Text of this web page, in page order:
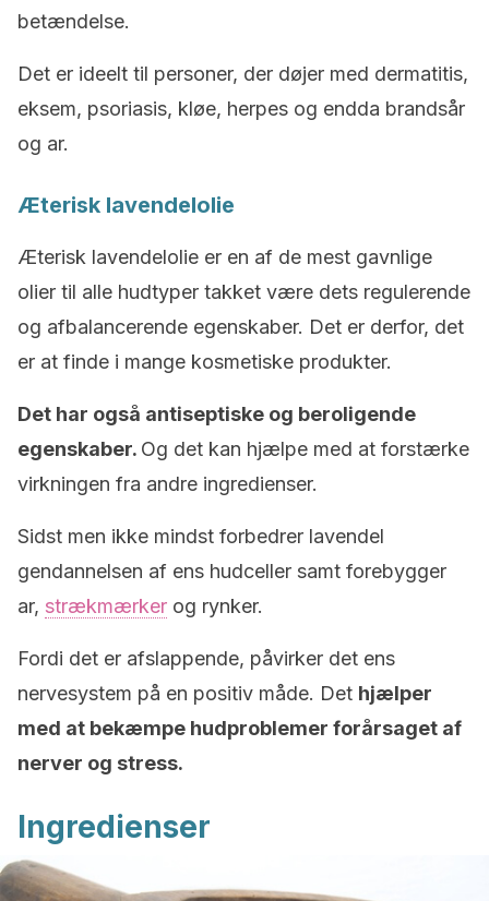
betændelse.
Det er ideelt til personer, der døjer med dermatitis,
eksem, psoriasis, kløe, herpes og endda brandsår
og ar.
Æterisk lavendelolie
Æterisk lavendelolie er en af de mest gavnlige
olier til alle hudtyper takket være dets regulerende
og afbalancerende egenskaber. Det er derfor, det
er at finde i mange kosmetiske produkter.
Det har også antiseptiske og beroligende
egenskaber. Og det kan hjælpe med at forstærke
virkningen fra andre ingredienser.
Sidst men ikke mindst forbedrer lavendel
gendannelsen af ens hudceller samt forebygger
ar, strækmærker og rynker.
Fordi det er afslappende, påvirker det ens
nervesystem på en positiv måde. Det hjælper
med at bekæmpe hudproblemer forårsaget af
nerver og stress.
Ingredienser